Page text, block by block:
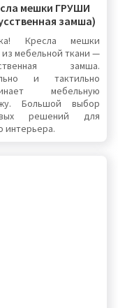
мешки ГРУШИ
замша)
Кресла мешки
мебельной ткани —
замша.
и тактильно
мебельную
Большой выбор
решений для
интерьера.